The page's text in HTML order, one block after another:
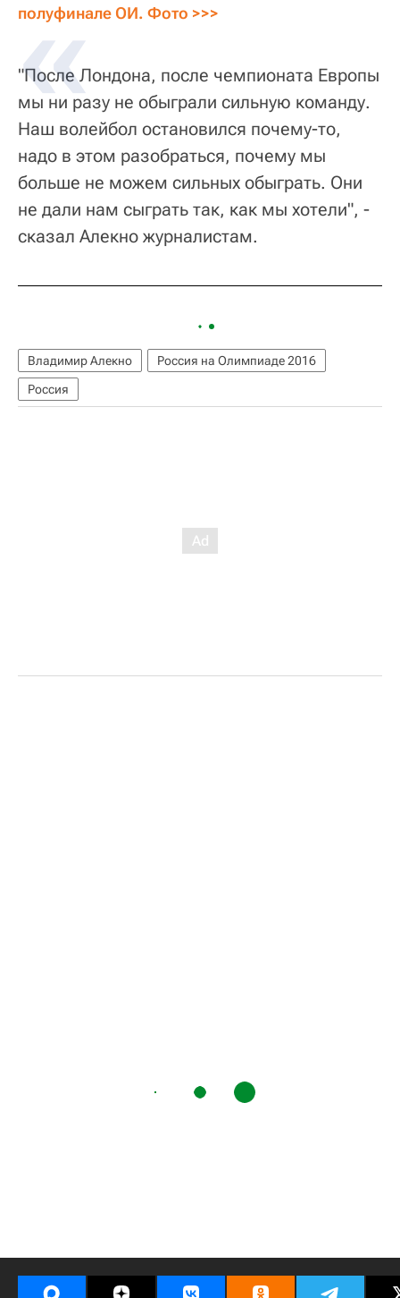
полуфинале ОИ. Фото >>>
"После Лондона, после чемпионата Европы
мы ни разу не обыграли сильную команду.
Наш волейбол остановился почему-то,
надо в этом разобраться, почему мы
больше не можем сильных обыграть. Они
не дали нам сыграть так, как мы хотели", -
сказал Алекно журналистам.
Владимир Алекно
Россия на Олимпиаде 2016
Россия